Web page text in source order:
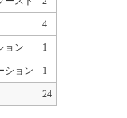
4
ョン 1
ション 1
24